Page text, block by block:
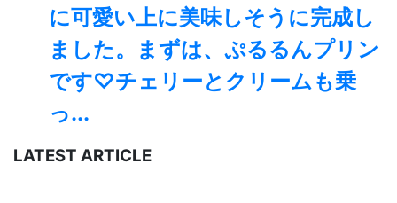
に可愛い上に美味しそうに完成し
ました。まずは、ぷるるんプリン
です♡チェリーとクリームも乗
っ...
LATEST ARTICLE